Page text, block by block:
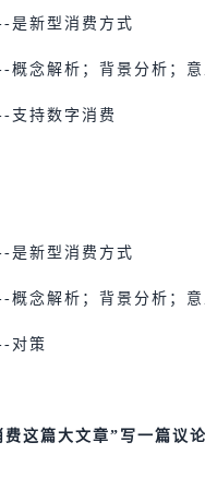
是新型消费方式
概念解析；背景分析；意
支持数字消费
是新型消费方式
概念解析；背景分析；
对策
这篇大文章”写一篇议论